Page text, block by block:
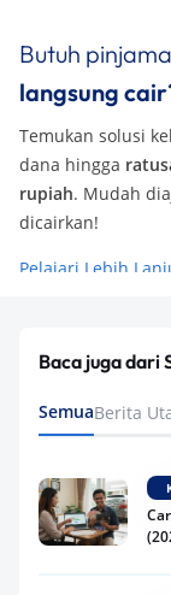
Butuh
langsung
Temukan solusi
dana hingga
rupiah. Mudah
dicairkan!
Pelajari Lebih
Baca juga dari
SemuaBerita